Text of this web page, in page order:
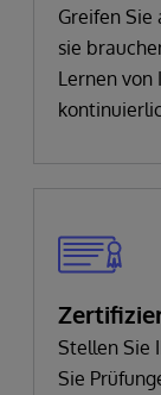
Greifen Sie
sie
Lernen
Stellen Sie
Sie